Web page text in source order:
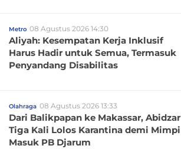
Metro 08 Agustus 2026 14:30
Aliyah: Kesempatan Kerja Inklusif
Harus Hadir untuk Semua, Termasuk
Penyandang Disabilitas
Olahraga 08 Agustus 2026 13:33
Dari Balikpapan ke Makassar, Abidzar
Tiga Kali Lolos Karantina demi Mimpi
Masuk PB Djarum